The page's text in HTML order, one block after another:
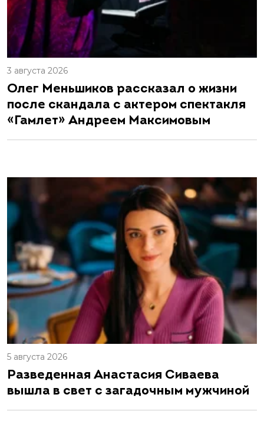
3 августа 2026
Олег Меньшиков рассказал о жизни
после скандала с актером спектакля
«Гамлет» Андреем Максимовым
5 августа 2026
Разведенная Анастасия Сиваева
вышла в свет с загадочным мужчиной